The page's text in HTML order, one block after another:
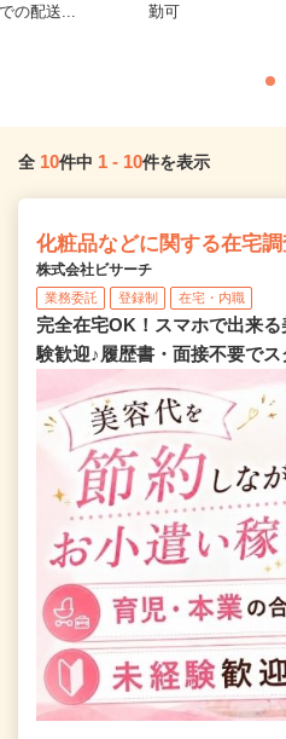
の配送...
勤可
全 10件中 1 - 10件を表示
化粧品などに関する在宅
株式会社ビサーチ
業務委託 登録制 在宅・内職
完全在宅OK！スマホで出来
験歓迎♪履歴書・面接不要で